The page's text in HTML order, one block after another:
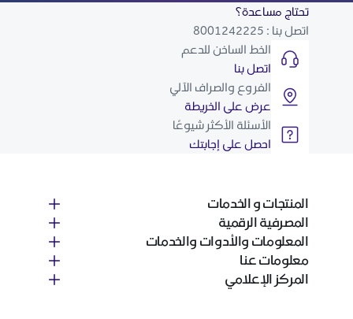
تحتاج مساعدة؟
اتصل بنا : 8001242225
الخط الساخن للدعم
اتصل بنا
الفروع والصراف الآلي
عرض على الخريطة
الأسئلة الأكثر شيوعًا
احصل على إجابتك
المنتجات و الخدمات
المصرفية الرقمية
المعلومات والأدوات والخدمات
معلومات عنا
المركز الإعلامي